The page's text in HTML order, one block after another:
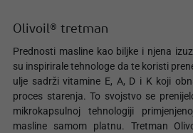
Olivoil® tretman
Prednosti masline kao biljke i njena
su inspirirale tehnologe da te koristi
ulje sadrži vitamine E, A, D i K koji
proces starenja. To svojstvo se
mikrokapsulnoj tehnologiji
masline samom platnu. Tretman